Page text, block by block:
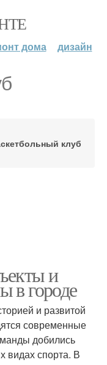
дома дизайн
клуб
и
в городе
и развитой
современные
добились
видах спорта. В